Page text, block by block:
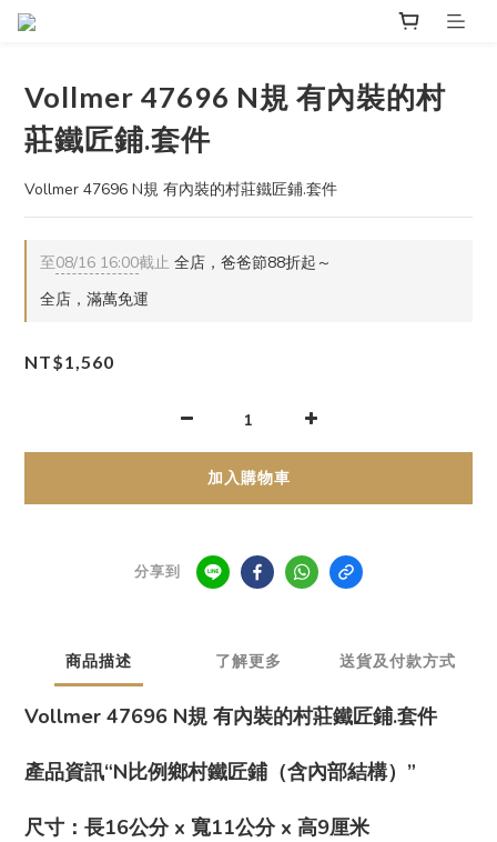
Vollmer 47696 N規 有內裝的村
莊鐵匠鋪.套件
Vollmer 47696 N規 有內裝的村莊鐵匠鋪.套件
至08/16 16:00截止 全店，爸爸節88折起～
全店，滿萬免運
NT$1,560
加入購物車
分享到
商品描述 了解更多 送貨及付款方式
Vollmer 47696 N規 有內裝的村莊鐵匠鋪.套件
產品資訊“N比例鄉村鐵匠鋪（含內部結構）”
尺寸：長16公分 x 寬11公分 x 高9厘米